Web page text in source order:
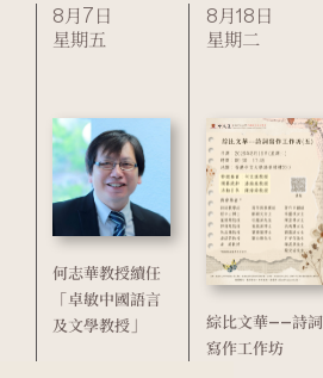
8月7日
星期五
何志華教授續任
「卓敏中國語言
及文學教授」
8月18日
星期二
綜比文華——詩詞
寫作工作坊